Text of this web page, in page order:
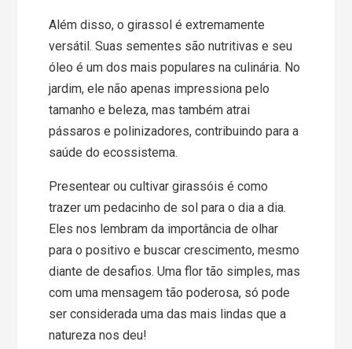
Além disso, o girassol é extremamente
versátil. Suas sementes são nutritivas e seu
óleo é um dos mais populares na culinária. No
jardim, ele não apenas impressiona pelo
tamanho e beleza, mas também atrai
pássaros e polinizadores, contribuindo para a
saúde do ecossistema.
Presentear ou cultivar girassóis é como
trazer um pedacinho de sol para o dia a dia.
Eles nos lembram da importância de olhar
para o positivo e buscar crescimento, mesmo
diante de desafios. Uma flor tão simples, mas
com uma mensagem tão poderosa, só pode
ser considerada uma das mais lindas que a
natureza nos deu!